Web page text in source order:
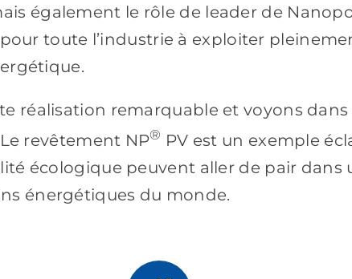
également le rôle de leader de
toute l’industrie à exploiter
réalisation remarquable et voyons
revêtement NP® PV est un exemple
écologique peuvent aller de pair dans
énergétiques du monde.